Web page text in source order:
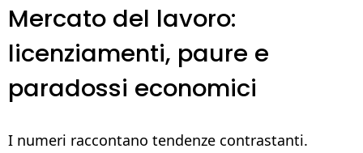
Mercato del lavoro:
licenziamenti, paure e
paradossi economici
I numeri raccontano tendenze contrastanti.